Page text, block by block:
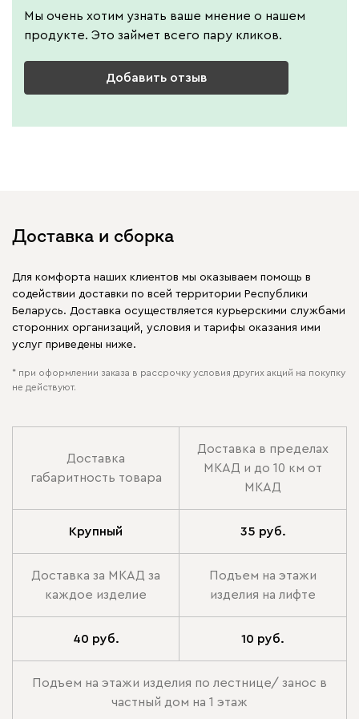
Мы очень хотим узнать ваше мнение о нашем
продукте. Это займет всего пару кликов.
Добавить отзыв
Доставка и сборка
Для комфорта наших клиентов мы оказываем помощь в
содействии доставки по всей территории Республики
Беларусь. Доставка осуществляется курьерскими службами
сторонних организаций, условия и тарифы оказания ими
услуг приведены ниже.
* при оформлении заказа в рассрочку условия других акций на покупку
не действуют.
Доставка
габаритность товара
Доставка в пределах
МКАД и до 10 км от
МКАД
Крупный 35 руб.
Доставка за МКАД за
каждое изделие
Подъем на этажи
изделия на лифте
40 руб. 10 руб.
Подъем на этажи изделия по лестнице/ занос в
частный дом на 1 этаж